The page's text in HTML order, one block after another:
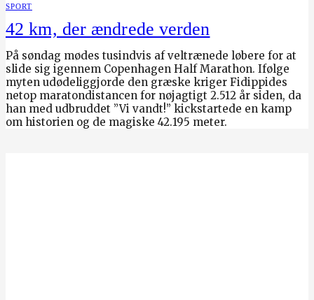
SPORT
42 km, der ændrede verden
På søndag mødes tusindvis af veltrænede løbere for at
slide sig igennem Copenhagen Half Marathon. Ifølge
myten udødeliggjorde den græske kriger Fidippides
netop maratondistancen for nøjagtigt 2.512 år siden, da
han med udbruddet ”Vi vandt!” kickstartede en kamp
om historien og de magiske 42.195 meter.